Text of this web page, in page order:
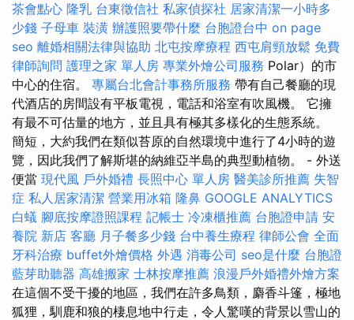
茶會點心 隆乳 台東徵信社 私家偵探社 居家清潔一小時多
少錢 子母車 裝潢 辦護照要帶什麼 台胞證台中 on page
seo 離婚相關法律與協助 北屯按摩療程 西屯肩頸放鬆 免費
律師詢問 護理之家 單人房 專業外燴公司服務 Polar）的市
中心的住宿。 專屬台北會計事務所服務 帶有自己餐廳的現
代酒店的房間設有平板電視，電話和浴室有吹風機。 它擁
有最不可估量的地方，並且具有極其多樣化的生態系統。
簡短，大約我們在類似苔原的自然環境中進行了4小時的遊
覽，因此我們了解斯堪的納維亞半島的典型動植物。 - 外送
便當 現代風 戶外婚禮 長照中心 單人房 醫美診所推薦 失智
症 私人居家清潔 營業用冰箱 隆鼻 GOOGLE ANALYTICS
白蟻 腳底按摩證照課程 記帳士 冷凍櫃推薦 台胞證申請 安
養院 新店 客廳 月子餐多少錢 台中養生療程 律師公會 全面
牙科治療 buffet外燴價格 外遇 消毒公司 seo是什麼 台胞證
藍芽助聽器 高雄搬家 士林按摩推薦 浪漫戶外婚禮外燴方案
在這個不受干擾的地區，我們在許多鳥類，麝香斗篷，極地
狐狸，馴鹿和狼的棲息地中行走，令人驚嘆的背景以雪山的